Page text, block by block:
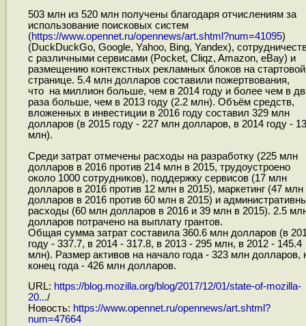
503 млн из 520 млн получены благодаря отчислениям за
использование поисковых систем
(https://www.opennet.ru/opennews/art.shtml?num=41095)
(DuckDuckGo, Google, Yahoo, Bing, Yandex),
с различными сервисами (Pocket, Cliqz, Amazon, eBay) и
размещению контекстных рекламных блоков на стартовой
странице. 5.4 млн долларов составили пожертвования,
что на миллион больше, чем в 2014 году и более чем в
раза больше, чем в 2013 году (2.2 млн). Объём средств,
вложенных в инвестиции в 2016 году составил 329 млн
долларов (в 2015 году - 227 млн долларов, в 2014 году -
млн).
Среди затрат отмечены расходы на разработку (225 млн
долларов в 2016 против 214 млн в 2015, трудоустроено
около 1000 сотрудников), поддержку сервисов (17 млн
долларов в 2016 против 12 млн в 2015), маркетинг (47 млн
долларов в 2016 против 60 млн в 2015) и
расходы (60 млн долларов в 2016 и 39 млн в 2015). 2.5
долларов потрачено на выплату грантов.
Общая сумма затрат составила 360.6 млн долларов (в
году - 337.7, в 2014 - 317.8, в 2013 - 295 млн, в 2012 - 145.4
млн). Размер активов на начало года - 323 млн долларов,
конец года - 426 млн долларов.
URL: https://blog.mozilla.org/blog/2017/12/01/state-of-mozilla-
20.../
Новость: https://www.opennet.ru/opennews/art.shtml?
num=47664